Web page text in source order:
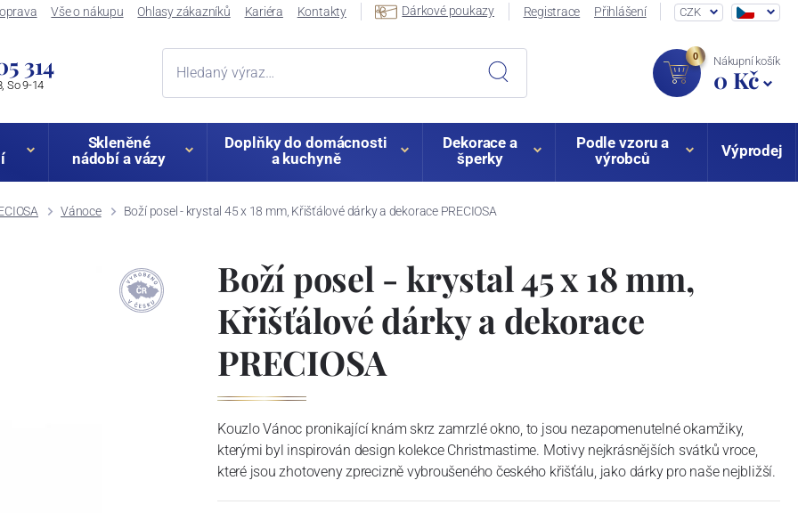
Vše o nákupu Ohlasy zákazníků Kariéra Kontakty Dárkové poukazy Registrace Přihlášení CZK
314
So 9-14
0 Nákupní košík
0 Kč
Skleněné
nádobí a vázy
Doplňky do domácnosti
a kuchyně
Dekorace a
šperky
Podle vzoru a
výrobců
Výprodej
Vánoce Boží posel - krystal 45 x 18 mm, Křišťálové dárky a dekorace PRECIOSA
Boží posel - krystal 45 x 18 mm,
Křišťálové dárky a dekorace
PRECIOSA
Kouzlo Vánoc pronikající knám skrz zamrzlé okno, to jsou nezapomenutelné okamžiky,
kterými byl inspirován design kolekce Christmastime. Motivy nejkrásnějších svátků vroce,
které jsou zhotoveny zprecizně vybroušeného českého křišťálu, jako dárky pro naše nejbližší.